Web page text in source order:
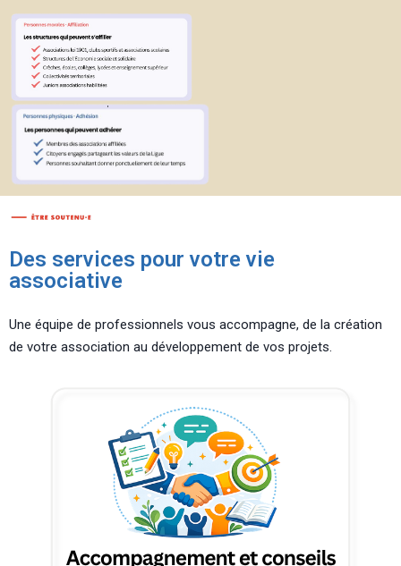
Des services pour votre vie
associative
Une équipe de professionnels vous accompagne, de la création
de votre association au développement de vos projets.